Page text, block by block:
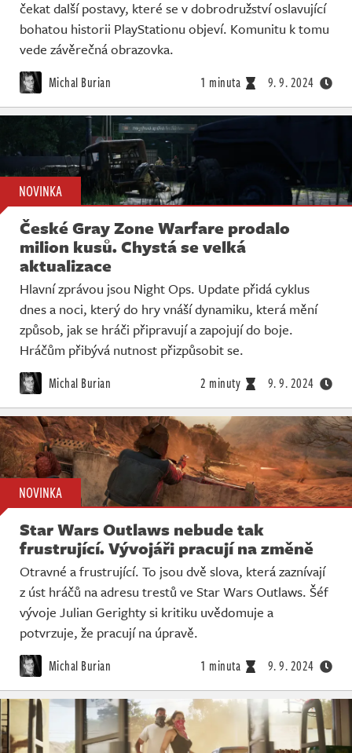
čekat další postavy, které se v dobrodružství oslavující
bohatou historii PlayStationu objeví. Komunitu k tomu
vede závěrečná obrazovka.
Michal Burian 1 minuta 9. 9. 2024
NOVINKA
České Gray Zone Warfare prodalo
milion kusů. Chystá se velká
aktualizace
Hlavní zprávou jsou Night Ops. Update přidá cyklus
dnes a noci, který do hry vnáší dynamiku, která mění
způsob, jak se hráči připravují a zapojují do boje.
Hráčům přibývá nutnost přizpůsobit se.
Michal Burian 2 minuty 9. 9. 2024
NOVINKA
Star Wars Outlaws nebude tak
frustrující. Vývojáři pracují na změně
Otravné a frustrující. To jsou dvě slova, která zaznívají
z úst hráčů na adresu trestů ve Star Wars Outlaws. Šéf
vývoje Julian Gerighty si kritiku uvědomuje a
potvrzuje, že pracují na úpravě.
Michal Burian 1 minuta 9. 9. 2024